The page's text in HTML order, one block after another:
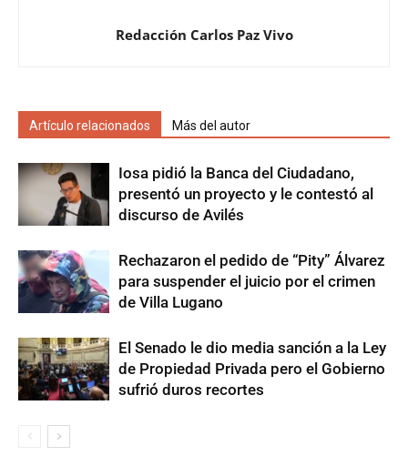
Redacción Carlos Paz Vivo
Artículo relacionados Más del autor
Iosa pidió la Banca del Ciudadano,
presentó un proyecto y le contestó al
discurso de Avilés
Rechazaron el pedido de “Pity” Álvarez
para suspender el juicio por el crimen
de Villa Lugano
El Senado le dio media sanción a la Ley
de Propiedad Privada pero el Gobierno
sufrió duros recortes